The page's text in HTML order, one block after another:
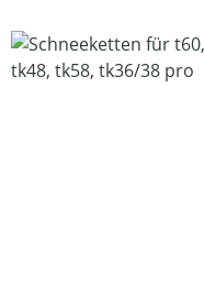
Bildergalerie